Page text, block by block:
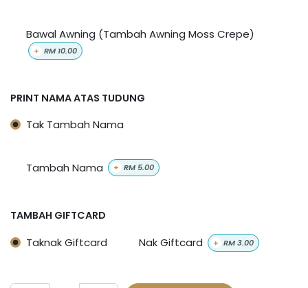
Bawal Awning (Tambah Awning Moss Crepe)
+ RM 10.00
PRINT NAMA ATAS TUDUNG
Tak Tambah Nama
Tambah Nama + RM5.00
TAMBAH GIFTCARD
Taknak Giftcard Nak Giftcard + RM3.00